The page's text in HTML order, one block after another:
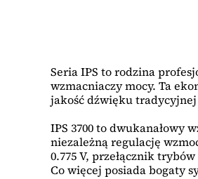
Seria IPS to rodzina
wzmacniaczy mocy. Ta
jakość dźwięku
IPS 3700 to dwukanałowy
niezależną regulację
0.775 V, przełącznik
Co więcej posiada bogaty